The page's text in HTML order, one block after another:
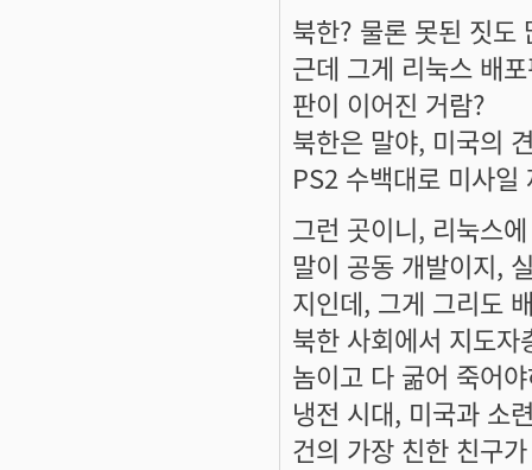
북한? 물론 못된 짓도
근데 그게 리눅스 배
판이 이어진 거람?
북한은 말야, 미국의
PS2 수백대로 미사
그런 곳이니, 리눅스
말이 공동 개발이지,
지인데, 그게 그리도
북한 사회에서 지도
놈이고 다 굶어 죽어
냉전 시대, 미국과 소
건의 가장 친한 친구